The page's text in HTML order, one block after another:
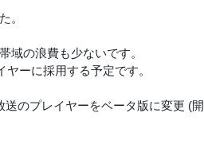
。
域の浪費も少ないです。
ーに採用する予定です。
のプレイヤーをベータ版に変更 (開